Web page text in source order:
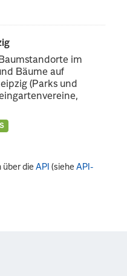
im
Bäume auf
(Parks und
über dieAPI (sieheAPI-